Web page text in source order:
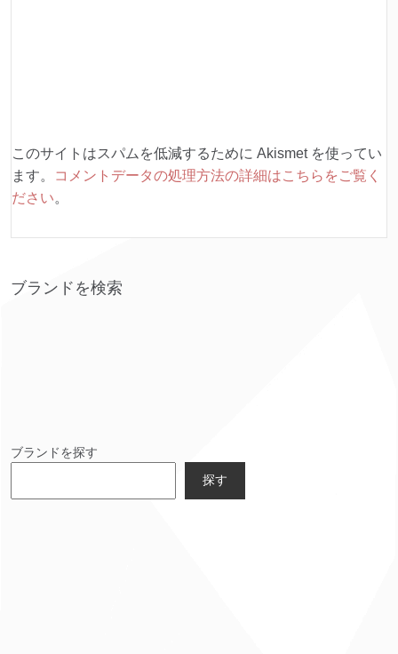
このサイトはスパムを低減するために Akismet を使ってい
ます。
コメントデータの処理方法の詳細はこちらをご覧く
ださい。
ブランドを検索
ブランドを探す
探す